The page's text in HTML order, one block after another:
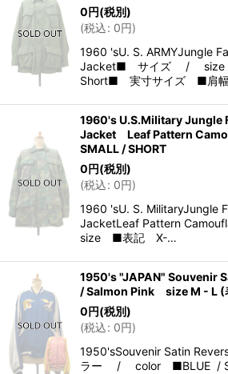
0円(税別)
(税込: 0円)
1960 'sU. S. ARMYJungle
Jacket■ サイズ / size
Short■ 実寸サイズ ■肩
1960's U.S.Military Jungle
Jacket Leaf Pattern
SMALL / SHORT
0円(税別)
(税込: 0円)
1960 'sU. S. MilitaryJungle
JacketLeaf Pattern
size ■表記 X-…
1950's "JAPAN" Souvenir
/ Salmon Pink size M - L (
0円(税別)
(税込: 0円)
1950'sSouvenir Satin
ラー / color ■BLUE /